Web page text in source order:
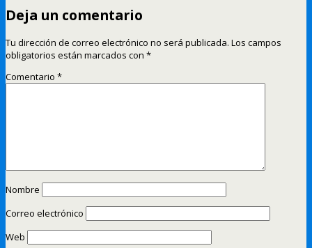
Deja un comentario
Tu dirección de correo electrónico no será publicada. Los campos
obligatorios están marcados con *
Comentario *
Nombre
Correo electrónico
Web